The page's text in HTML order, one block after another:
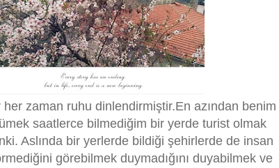
zaman ruhu dinlendirmiştir.En azından benim
saatlerce bilmediğim bir yerde turist olmak
Aslında bir yerlerde bildiği şehirlerde de insan
görebilmek duymadığını duyabilmek ve